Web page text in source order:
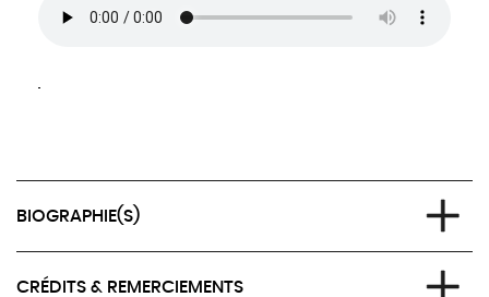
BIOGRAPHIE(S)
Les OUINCH OUINCH sont un collectif mouvant, co-dirigé
CRÉDITS & REMERCIEMENTS